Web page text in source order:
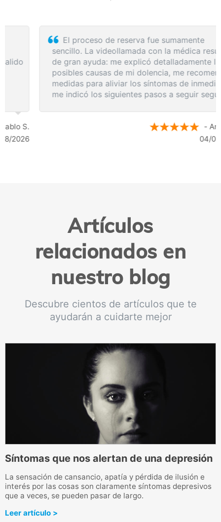
El proceso de reserva fue sumamente
sencillo. La videollamada con la médica resultó
de gran ayuda: me explicó detalladamente las
posibles causas de mi dolencia, me recomendó
medidas para aliviar los síntomas de inmediato y
me indicó los siguientes pasos a seguir según
- Anónimo
04/08/2026
Artículos
relacionados en
nuestro blog
Descubre cientos de artículos que te
ayudarán a cuidarte mejor
Síntomas que nos alertan de una depresión
La sensación de cansancio, apatía y pérdida de ilusión e
interés por las cosas son claramente síntomas depresivos
que a veces, se pueden pasar de largo.
Leer artículo >